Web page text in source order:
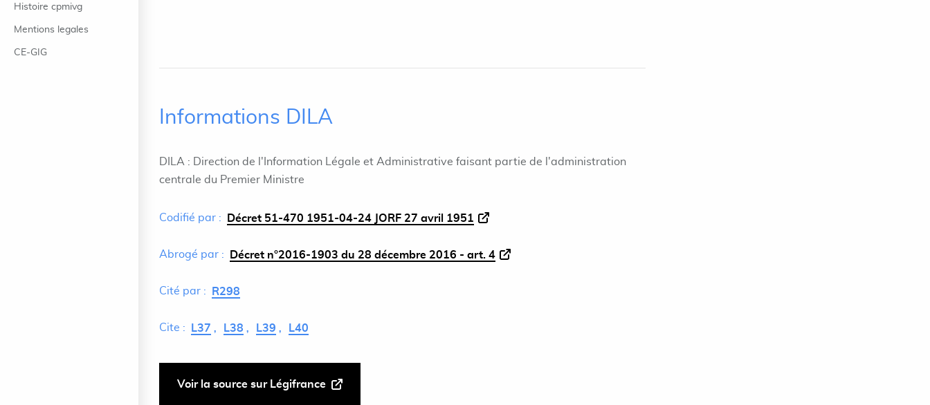
Histoire cpmivg
Mentions legales
CE-GIG
Informations DILA
DILA : Direction de l'Information Légale et Administrative faisant partie de l'administration
centrale du Premier Ministre
Codifié par : Décret 51-470 1951-04-24 JORF 27 avril 1951
Abrogé par : Décret n°2016-1903 du 28 décembre 2016 - art. 4
Cité par : R298
Cite : L37 L38 L39 L40
Voir la source sur Légifrance